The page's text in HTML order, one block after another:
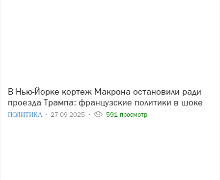
В Нью-Йорке кортеж Макрона остановили ради
проезда Трампа: французские политики в шоке
ПОЛИТИКА 27-09-2025 591 просмотр